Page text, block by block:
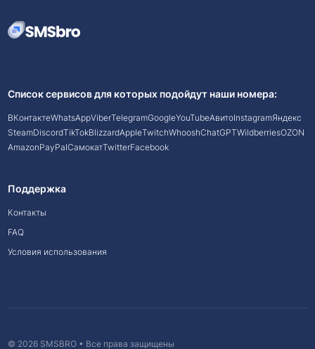
Список сервисов для которых подойдут наши номера:
ВКонтактеWhatsAppViberTelegramGoogleYouTubeАвитоInstagramЯндекс
SteamDiscordTikTokBlizzardAppleTwitchWhooshChatGPTWildberriesOZON
AmazonPayPalСамокатTwitterFacebook
Поддержка
Контакты
FAQ
Условия использования
© 2026 SMSBRO • Все права защищены